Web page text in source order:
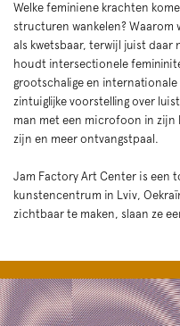
Welke feminiene krachten
structuren wankelen? Waarom
als kwetsbaar, terwijl juist daar
houdt intersectionele
grootschalige en internationale
zintuiglijke voorstelling over
man met een microfoon in
zijn en meer ontvangstpaal.
Jam Factory Art Center is een
kunstencentrum in Lviv,
zichtbaar te maken, slaan ze
Overslaan